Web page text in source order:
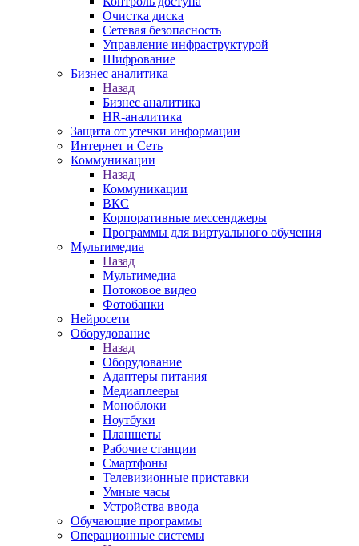
Очистка диска
Сетевая безопасность
Управление инфраструктурой
Шифрование
Бизнес аналитика
Назад
Бизнес аналитика
HR-аналитика
Защита от утечки информации
Интернет и Сеть
Коммуникации
Назад
Коммуникации
ВКС
Корпоративные мессенджеры
Программы для виртуального обучения
Мультимедиа
Назад
Мультимедиа
Потоковое видео
Фотобанки
Нейросети
Оборудование
Назад
Оборудование
Адаптеры питания
Медиаплееры
Моноблоки
Ноутбуки
Планшеты
Рабочие станции
Смартфоны
Телевизионные приставки
Умные часы
Устройства ввода
Обучающие программы
Операционные системы